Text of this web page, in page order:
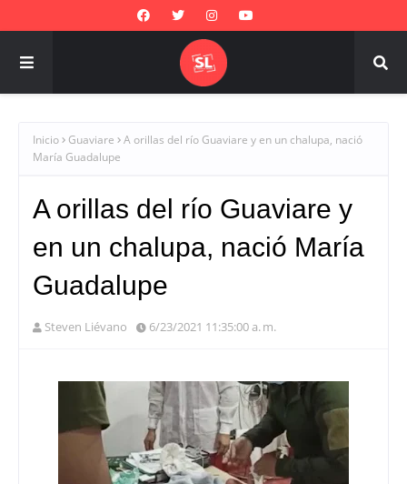
Inicio Guaviare
A orillas del río Guaviare y en un chalupa, nació
María Guadalupe
A orillas del río Guaviare y
en un chalupa, nació María
Guadalupe
Steven Liévano 6/23/2021 11:35:00 a. m.